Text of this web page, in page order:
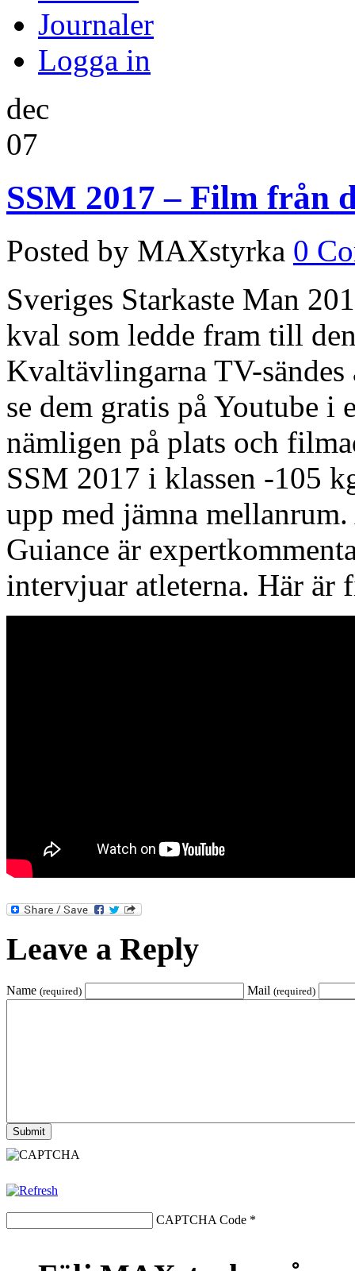
Journaler
Logga in
dec
07
SSM 2017 – Film från
Posted by MAXstyrka 0
Sveriges Starkaste Man
kval som ledde fram till
Kvaltävlingarna TV-
se dem gratis på Youtube
nämligen på plats och
SSM 2017 i klassen -105
upp med jämna
Guiance är
intervjuar atleterna. Här är
Leave a Reply
Name (required) Mail (required)
CAPTCHA Code *